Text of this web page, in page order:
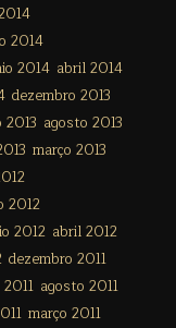
2014
2014 abril 2014
dezembro 2013
agosto 2013
março 2013
2012
2012 abril 2012
dezembro 2011
agosto 2011
março 2011